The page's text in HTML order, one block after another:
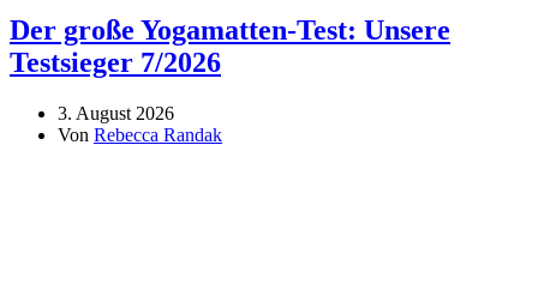
Der große Yogamatten-Test: Unsere
Testsieger 7/2026
3. August 2026
Von Rebecca Randak